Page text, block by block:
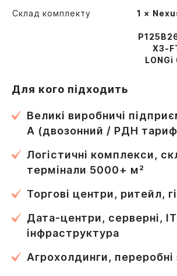
Склад комплекту
1 ×
X3-
Для кого підходить
Великі виробничі
А (двозонний / РДН
Логістичні комплекси,
термінали 5000+ м²
Торгові центри, ритейл,
Дата-центри, серверні,
інфраструктура
Агрохолдинги, переробні